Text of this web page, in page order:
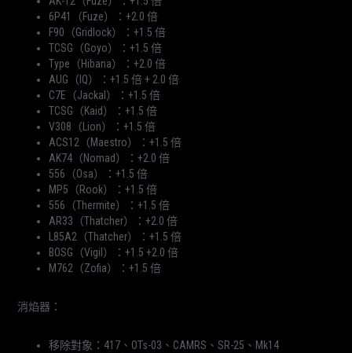
6P41（Fuze）：+2.0 倍
F90（Gridlock）：+1.5 倍
TCSG（Goyo）：+1.5 倍
Type（Hibana）：+2.0 倍
AUG（IQ）：+1.5 倍 + 2.0 倍
C7E（Jackal）：+1.5 倍
TCSG（Kaid）：+1.5 倍
V308（Lion）：+1.5 倍
ACS12（Maestro）：+1.5 倍
AK74（Nomad）：+2.0 倍
556（Osa）：+1.5 倍
MP5（Rook）：+1.5 倍
556（Thermite）：+1.5 倍
AR33（Thatcher）：+2.0 倍
L85A2（Thatcher）：+1.5 倍
BOSG（Vigil）：+1.5 +2.0 倍
M762（Zofia）：+1.5 倍
消焰器：
移除對象：417、OTs-03、CAMRS、SR-25、Mk14